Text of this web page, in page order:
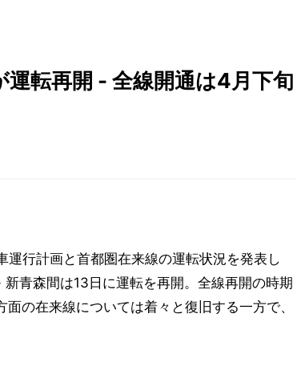
転再開 - 全線開通は4月下旬
行計画と首都圏在来線の運転状況を発表し
青森間は13日に運転を再開。全線再開の時期
の在来線については着々と復旧する一方で、